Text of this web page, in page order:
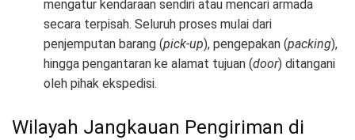
mengatur kendaraan sendiri atau mencari armada
secara terpisah. Seluruh proses mulai dari
penjemputan barang (pick-up), pengepakan (packing),
hingga pengantaran ke alamat tujuan (door) ditangani
oleh pihak ekspedisi.
Wilayah Jangkauan Pengiriman di